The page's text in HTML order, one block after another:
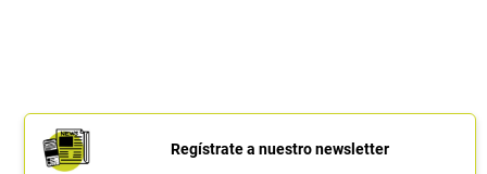
Regístrate a nuestro newsletter